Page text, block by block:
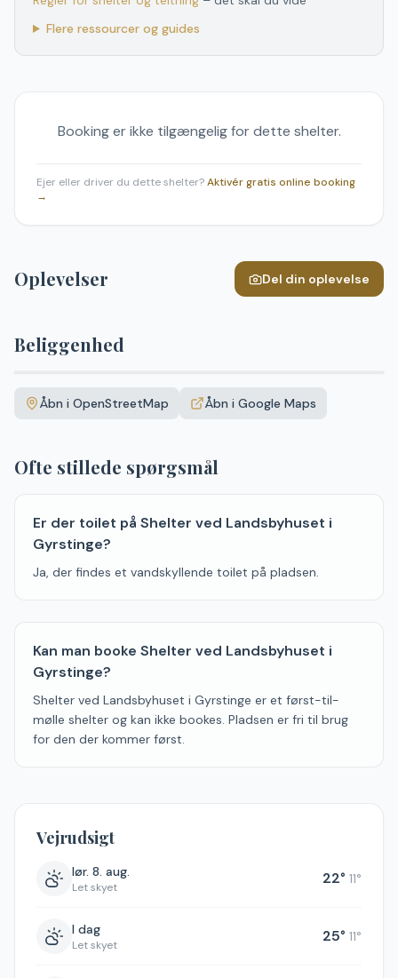
Flere ressourcer og guides
Booking er ikke tilgængelig for dette shelter.
Ejer eller driver du dette shelter?Aktivér gratis online booking
→
Oplevelser Del din oplevelse
Beliggenhed
+Åbn i OpenStreetMap Åbn i Google Maps
Ofte stillede spørgsmål
Er der toilet på Shelter ved Landsbyhuset i
Gyrstinge?
Ja, der findes et vandskyllende toilet på pladsen.
Kan man booke Shelter ved Landsbyhuset i
Gyrstinge?
Shelter ved Landsbyhuset i Gyrstinge er et først-til-
mølle shelter og kan ikke bookes. Pladsen er fri til brug
for den der kommer først.
Vejrudsigt
lør. 8. aug.
Let skyet 22° 11°
I dag
Let skyet 25° 11°